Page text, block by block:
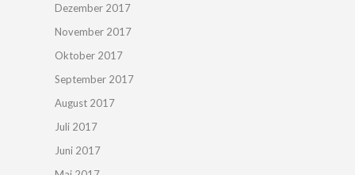
Dezember 2017
November 2017
Oktober 2017
September 2017
August 2017
Juli 2017
Juni 2017